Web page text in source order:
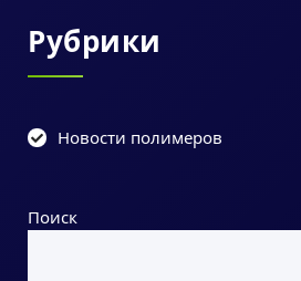
Рубрики
Новости полимеров
Поиск